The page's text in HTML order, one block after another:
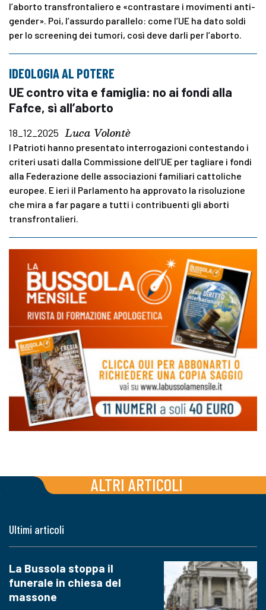
l’aborto transfrontaliero e «contrastare i movimenti anti-
gender». Poi, l’assurdo parallelo: come l’UE ha dato soldi
per lo screening dei tumori, così deve darli per l’aborto.
IDEOLOGIA AL POTERE
UE contro vita e famiglia: no ai fondi alla
Fafce, sì all’aborto
18_12_2025 Luca Volontè
I Patrioti hanno presentato interrogazioni contestando i
criteri usati dalla Commissione dell’UE per tagliare i fondi
alla Federazione delle associazioni familiari cattoliche
europee. E ieri il Parlamento ha approvato la risoluzione
che mira a far pagare a tutti i contribuenti gli aborti
transfrontalieri.
ALTRI ARTICOLI
Ultimi articoli
La Bussola stoppa il
funerale in chiesa del
massone